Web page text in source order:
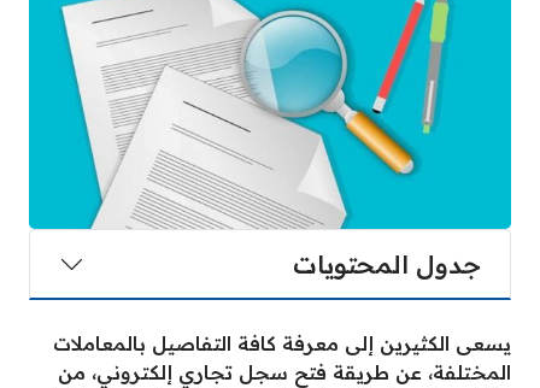
جدول المحتويات
يسعى الكثيرين إلى معرفة كافة التفاصيل بالمعاملات
المختلفة، عن طريقة فتح سجل تجاري إلكتروني، من